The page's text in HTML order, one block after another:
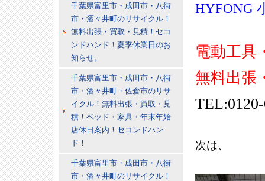
HYFONG
電動工具
無料出張
次は、
千葉県富里市・成田市・八街
市・酒々井町のリサイクル！
無料出張・買取・見積！セコ
ンドハンド！夏季休業日のお
知らせ。
千葉県富里市・成田市・八街
市・酒々井町・佐倉市のリサ
イクル！無料出張・買取・見
積！ベッド・家具・年末年始
店休日案内！セコンドハン
ド！
千葉県富里市・成田市・八街
市・酒々井町のリサイクル！